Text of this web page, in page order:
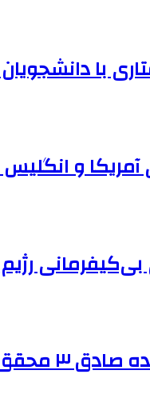
با
آمریکا و انگلیس
بی‌کیفرمانی
محقق می‌شود